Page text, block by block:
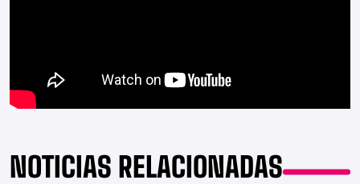
NOTICIAS RELACIONADAS